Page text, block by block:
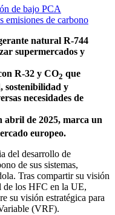
de bajo PCA
emisiones de carbono
natural R-744
supermercados y
R-32 y CO2 que
sostenibilidad y
necesidades de
abril de 2025, marca un
europeo.
del desarrollo de
de sus sistemas,
Tras compartir su visión
de los HFC en la UE,
su visión estratégica para
(VRF).